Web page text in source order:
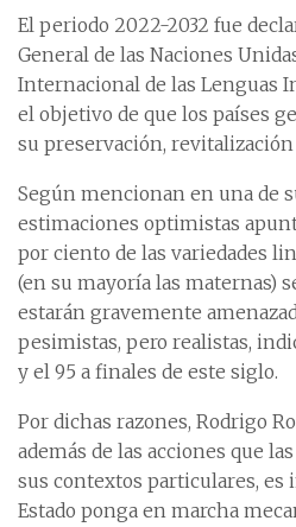
El periodo 2022-2032 fue
General de las Naciones
Internacional de las Lenguas
el objetivo de que los países
su preservación,
Según mencionan en una de
estimaciones optimistas
por ciento de las variedades
(en su mayoría las maternas)
estarán gravemente
pesimistas, pero realistas,
y el 95 a finales de este siglo.
Por dichas razones, Rodrigo
además de las acciones que
sus contextos particulares, es
Estado ponga en marcha